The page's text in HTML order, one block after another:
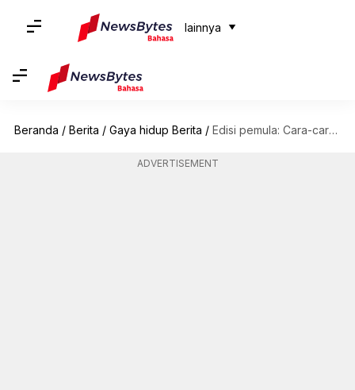
lainnya
Beranda / Berita / Gaya hidup Berita / Edisi pemula: Cara-cara untuk membiasakan diri memasak
ADVERTISEMENT